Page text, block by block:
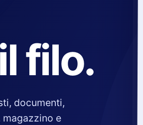
filo.
documenti,
e